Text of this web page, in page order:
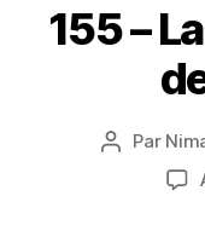
155 –
Auteur
Par